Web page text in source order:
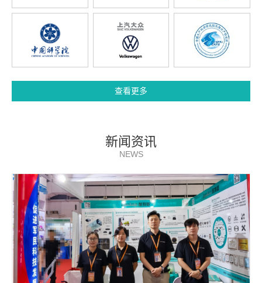
查看更多
新闻资讯
NEWS